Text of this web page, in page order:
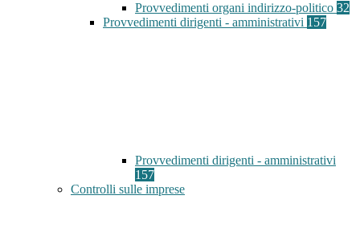
Provvedimenti organi indirizzo-politico 32
Provvedimenti dirigenti - amministrativi 157
Provvedimenti dirigenti - amministrativi
157
Controlli sulle imprese